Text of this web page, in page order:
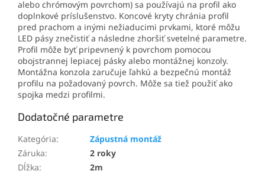
alebo chrómovým povrchom) sa používajú na profil ako
doplnkové príslušenstvo. Koncové kryty chránia profil
pred prachom a inými nežiaducimi prvkami, ktoré môžu
LED pásy znečistiť a následne zhoršiť svetelné parametre.
Profil môže byť pripevnený k povrchom pomocou
obojstrannej lepiacej pásky alebo montážnej konzoly.
Montážna konzola zaručuje ľahkú a bezpečnú montáž
profilu na požadovaný povrch. Môže sa tiež použiť ako
spojka medzi profilmi.
Dodatočné parametre
Kategória:
Zápustná montáž
Záruka:
2 roky
Dĺžka:
2m